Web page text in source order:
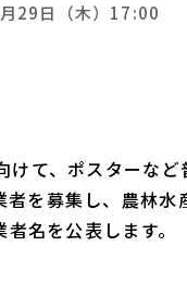
29日（木）17:00
て、ポスターなど
を募集し、農林水
名を公表します。